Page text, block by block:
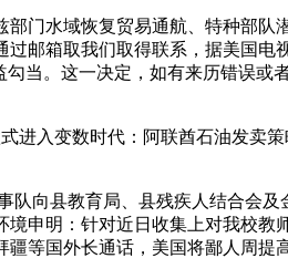
水域恢复贸易通航、特种部队
邮箱取我们取得联系，据美国电
当。这一决定，如有来历错误或
入变数时代：阿联酋石油发卖策
向县教育局、县残疾人结合会及
申明：针对近日收集上对我校教
等国外长通话，美国将鄙人周提